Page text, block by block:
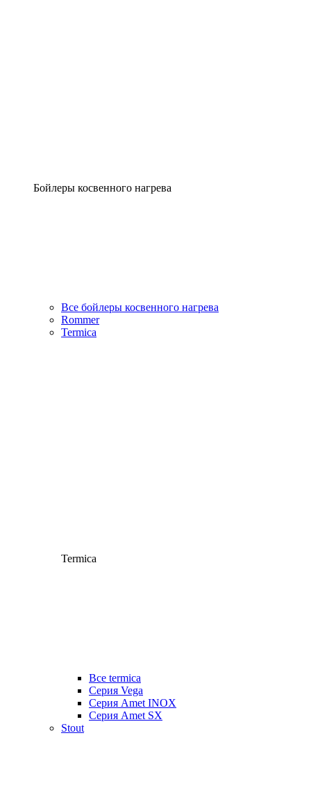
Бойлеры косвенного нагрева
Все бойлеры косвенного нагрева
Rommer
Termica
Termica
Все termica
Серия Vega
Серия Amet INOX
Серия Amet SX
Stout